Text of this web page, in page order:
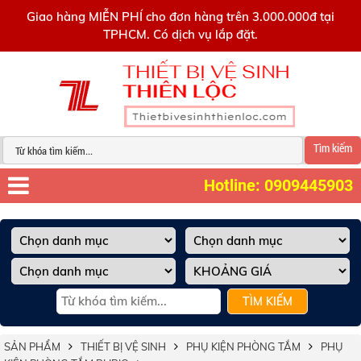
Giao hàng MIỄN PHÍ cho đơn hàng trên 3.000.000đ tại
TPHCM. Có dịch vụ lắp đặt.
Tìm kiếm
Hotline: 0909445903
TÌM KIẾM
SẢN PHẨM THIẾT BỊ VỆ SINH PHỤ KIỆN PHÒNG TẮM
PHỤ
0909445903